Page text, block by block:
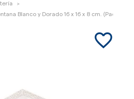
Blanco y Dorado 16 x 16 x 8 cm. (Pack 50
favorite_border